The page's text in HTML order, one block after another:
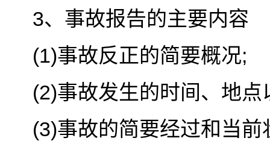
3、事故报告的主要内容
(1)事故反正的简要概况;
(2)事故发生的时间、地点
(3)事故的简要经过和当前